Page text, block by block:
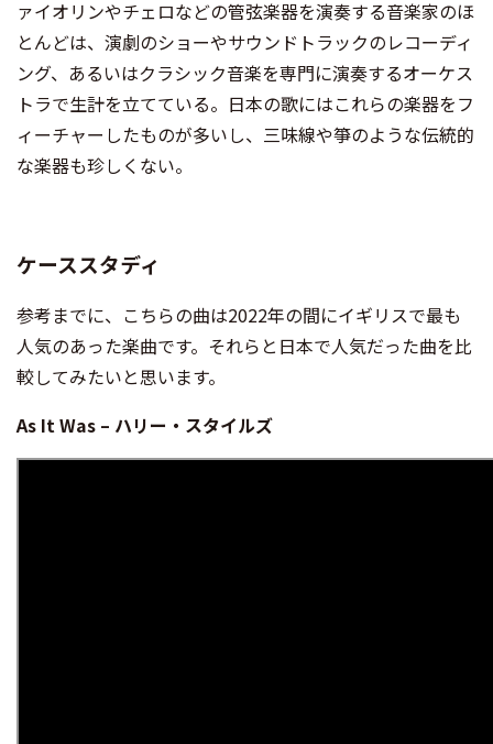
ァイオリンやチェロなどの管弦楽器を演奏する音楽家のほ
とんどは、演劇のショーやサウンドトラックのレコーディ
ング、あるいはクラシック音楽を専門に演奏するオーケス
トラで生計を立てている。日本の歌にはこれらの楽器をフ
ィーチャーしたものが多いし、三味線や箏のような伝統的
な楽器も珍しくない。
ケーススタディ
参考までに、こちらの曲は2022年の間にイギリスで最も
人気のあった楽曲です。それらと日本で人気だった曲を比
較してみたいと思います。
As It Was – ハリー・スタイルズ